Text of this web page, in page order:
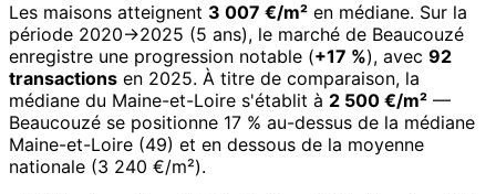
Les maisons atteignent 3 007 €/m² en médiane. Sur la
période 2020→2025 (5 ans), le marché de Beaucouzé
enregistre une progression notable (+17 %), avec 92
transactions en 2025. À titre de comparaison, la
médiane du Maine-et-Loire s'établit à 2 500 €/m² —
Beaucouzé se positionne 17 % au-dessus de la médiane
Maine-et-Loire (49) et en dessous de la moyenne
nationale (3 240 €/m²).